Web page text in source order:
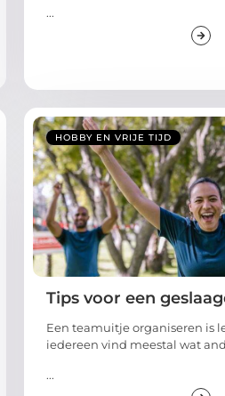
...
HOBBY EN VRIJE TIJD
Tips voor een
Een teamuitje organiseren is
iedereen vind meestal wat
...